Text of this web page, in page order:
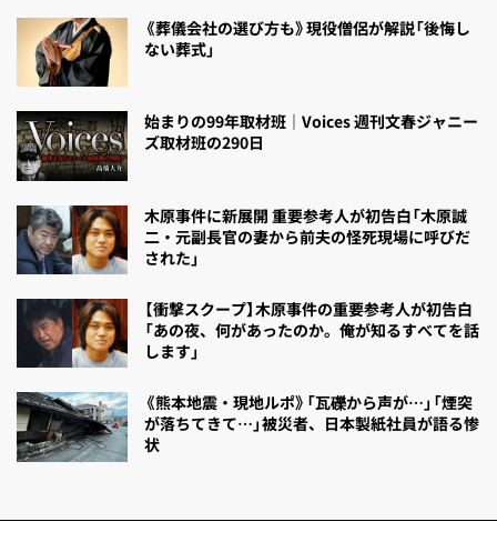
《葬儀会社の選び方も》現役僧侶が解説「後悔し
ない葬式」
始まりの99年取材班｜Voices 週刊文春ジャニー
ズ取材班の290日
木原事件に新展開 重要参考人が初告白「木原誠
二・元副長官の妻から前夫の怪死現場に呼びだ
された」
【衝撃スクープ】木原事件の重要参考人が初告白
「あの夜、何があったのか。俺が知るすべてを話
します」
《熊本地震・現地ルポ》「瓦礫から声が…」「煙突
が落ちてきて…」被災者、日本製紙社員が語る惨
状